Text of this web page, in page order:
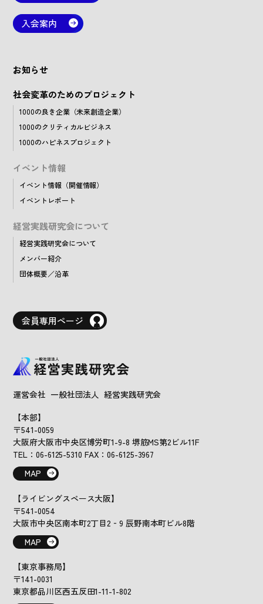
入会案内
お知らせ
社会変革のためのプロジェクト
1000の良き企業（未来創造企業）
1000のクリティカルビジネス
1000のハピネスプロジェクト
イベント情報
イベント情報（開催情報）
イベントレポート
経営実践研究会について
経営実践研究会について
メンバー紹介
団体概要／沿革
会員専用ページ
運営会社 一般社団法人 経営実践研究会
【本部】
〒541-0059
大阪府大阪市中央区博労町1-9-8 堺筋MS第2ビル11F
TEL：06-6125-5310 FAX：06-6125-3967
MAP
【ライビングスペース大阪】
〒541-0054
大阪市中央区南本町2丁目2‐9 辰野南本町ビル8階
MAP
【東京事務局】
〒141-0031
東京都品川区西五反田1-11-1-802